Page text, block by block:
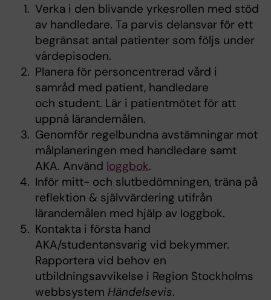
Verka i den blivande yrkesrollen med stöd
av handledare. Ta parvis delansvar för ett
begränsat antal patienter som följs under
vårdepisoden.
Planera för personcentrerad vård i
samråd med patient, handledare
och student. Lär i patientmötet för att
uppnå lärandemålen.
Genomför regelbundna avstämningar mot
målplaneringen med handledare samt
AKA. Använd loggbok.
Inför mitt- och slutbedömningen, träna på
reflektion & självvärdering utifrån
lärandemålen med hjälp av loggbok.
Kontakta i första hand
AKA/studentansvarig vid bekymmer.
Rapportera vid behov en
utbildningsavvikelse i Region Stockholms
webbsystem Händelsevis.